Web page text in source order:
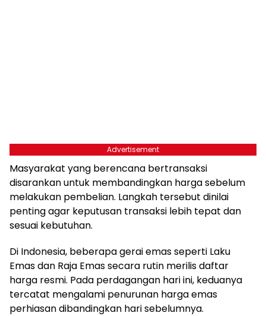
Advertisement
Masyarakat yang berencana bertransaksi
disarankan untuk membandingkan harga sebelum
melakukan pembelian. Langkah tersebut dinilai
penting agar keputusan transaksi lebih tepat dan
sesuai kebutuhan.
Di Indonesia, beberapa gerai emas seperti Laku
Emas dan Raja Emas secara rutin merilis daftar
harga resmi. Pada perdagangan hari ini, keduanya
tercatat mengalami penurunan harga emas
perhiasan dibandingkan hari sebelumnya.